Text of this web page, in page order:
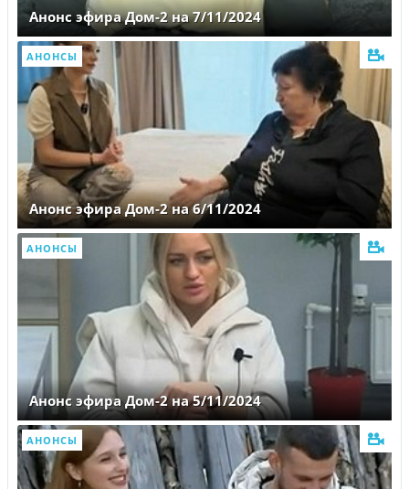
Анонс эфира Дом-2 на 7/11/2024
АНОНСЫ
Анонс эфира Дом-2 на 6/11/2024
АНОНСЫ
Анонс эфира Дом-2 на 5/11/2024
АНОНСЫ